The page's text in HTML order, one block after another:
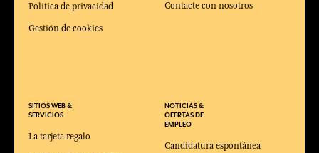
Política de privacidad
Gestión de cookies
SITIOS WEB &
SERVICIOS
La tarjeta regalo
Contacte con nosotros
NOTICIAS &
OFERTAS DE
EMPLEO
Candidatura espontánea